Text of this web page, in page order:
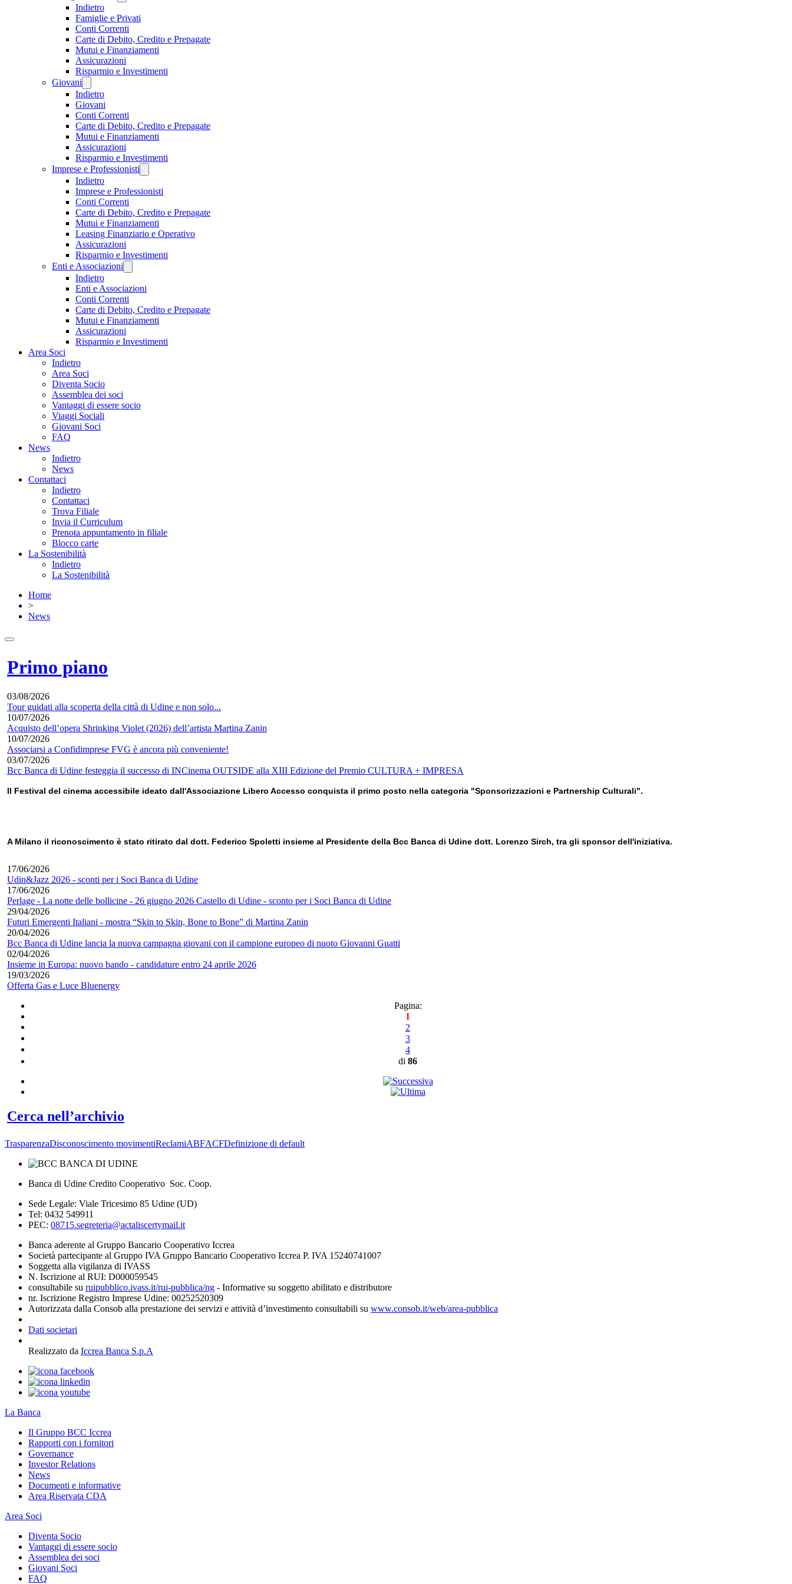
Indietro
Famiglie e Privati
Conti Correnti
Carte di Debito, Credito e Prepagate
Mutui e Finanziamenti
Assicurazioni
Risparmio e Investimenti
Giovani
Indietro
Giovani
Conti Correnti
Carte di Debito, Credito e Prepagate
Mutui e Finanziamenti
Assicurazioni
Risparmio e Investimenti
Imprese e Professionisti
Indietro
Imprese e Professionisti
Conti Correnti
Carte di Debito, Credito e Prepagate
Mutui e Finanziamenti
Leasing Finanziario e Operativo
Assicurazioni
Risparmio e Investimenti
Enti e Associazioni
Indietro
Enti e Associazioni
Conti Correnti
Carte di Debito, Credito e Prepagate
Mutui e Finanziamenti
Assicurazioni
Risparmio e Investimenti
Area Soci
Indietro
Area Soci
Diventa Socio
Assemblea dei soci
Vantaggi di essere socio
Viaggi Sociali
Giovani Soci
FAQ
News
Indietro
News
Contattaci
Indietro
Contattaci
Trova Filiale
Invia il Curriculum
Prenota appuntamento in filiale
Blocco carte
La Sostenibilità
Indietro
La Sostenibilità
Home
>
News
Primo piano
03/08/2026
Tour guidati alla scoperta della città di Udine e non solo...
10/07/2026
Acquisto dell’opera Shrinking Violet (2026) dell’artista Martina Zanin
10/07/2026
Associarsi a Confidimprese FVG è ancora più conveniente!
03/07/2026
Bcc Banca di Udine festeggia il successo di INCinema OUTSIDE alla XIII Edizione del Premio CULTURA + IMPRESA
Il Festival del cinema accessibile ideato dall'Associazione Libero Accesso conquista il primo posto nella categoria "Sponsorizzazioni e Partnership Culturali".
A Milano il riconoscimento è stato ritirato dal dott. Federico Spoletti insieme al Presidente della Bcc Banca di Udine dott. Lorenzo Sirch, tra gli sponsor dell'iniziativa.
17/06/2026
Udin&Jazz 2026 - sconti per i Soci Banca di Udine
17/06/2026
Perlage - La notte delle bollicine - 26 giugno 2026 Castello di Udine - sconto per i Soci Banca di Udine
29/04/2026
Futuri Emergenti Italiani - mostra “Skin to Skin, Bone to Bone” di Martina Zanin
20/04/2026
Bcc Banca di Udine lancia la nuova campagna giovani con il campione europeo di nuoto Giovanni Guatti
02/04/2026
Insieme in Europa: nuovo bando - candidature entro 24 aprile 2026
19/03/2026
Offerta Gas e Luce Bluenergy
Pagina:
1
2
3
4
di 86
Cerca nell’archivio
TrasparenzaDisconoscimento movimentiReclamiABFACFDefinizione di default
Banca di Udine Credito Cooperativo Soc. Coop.
Sede Legale: Viale Tricesimo 85 Udine (UD)
Tel: 0432 549911
PEC: 08715.segreteria@actaliscertymail.it
Banca aderente al Gruppo Bancario Cooperativo Iccrea
Società partecipante al Gruppo IVA Gruppo Bancario Cooperativo Iccrea P. IVA 15240741007
Soggetta alla vigilanza di IVASS
N. Iscrizione al RUI: D000059545
consultabile su ruipubblico.ivass.it/rui-pubblica/ng - Informative su soggetto abilitato e distributore
nr. Iscrizione Registro Imprese Udine: 00252520309
Autorizzata dalla Consob alla prestazione dei servizi e attività d’investimento consultabili su www.consob.it/web/area-pubblica
Dati societari
Realizzato da Iccrea Banca S.p.A
La Banca
Il Gruppo BCC Iccrea
Rapporti con i fornitori
Governance
Investor Relations
News
Documenti e informative
Area Riservata CDA
Area Soci
Diventa Socio
Vantaggi di essere socio
Assemblea dei soci
Giovani Soci
FAQ